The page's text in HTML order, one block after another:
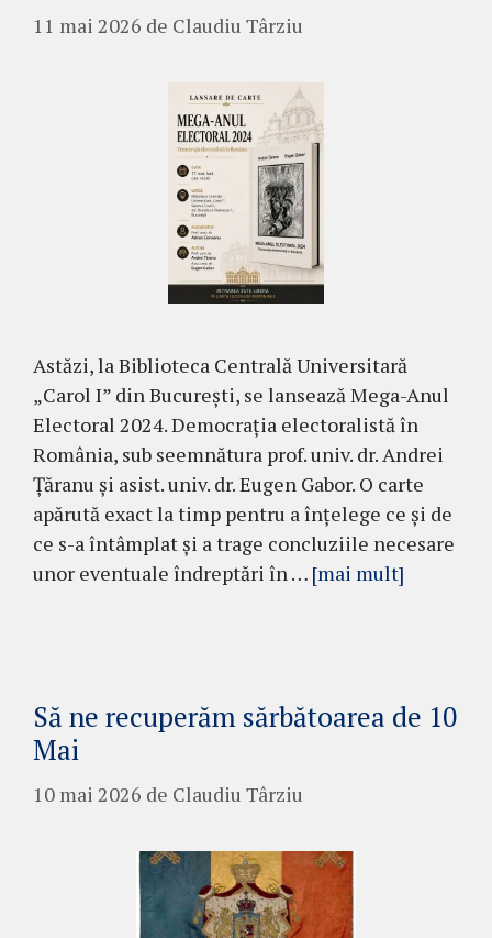
11 mai 2026 de Claudiu Târziu
Astăzi, la Biblioteca Centrală Universitară
„Carol I” din București, se lansează Mega-Anul
Electoral 2024. Democrația electoralistă în
România, sub seemnătura prof. univ. dr. Andrei
Țăranu și asist. univ. dr. Eugen Gabor. O carte
apărută exact la timp pentru a înțelege ce și de
ce s-a întâmplat și a trage concluziile necesare
unor eventuale îndreptări în … [mai mult]
Să ne recuperăm sărbătoarea de 10
Mai
10 mai 2026 de Claudiu Târziu